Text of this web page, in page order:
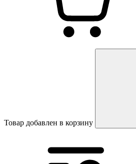
Товар добавлен в корзину